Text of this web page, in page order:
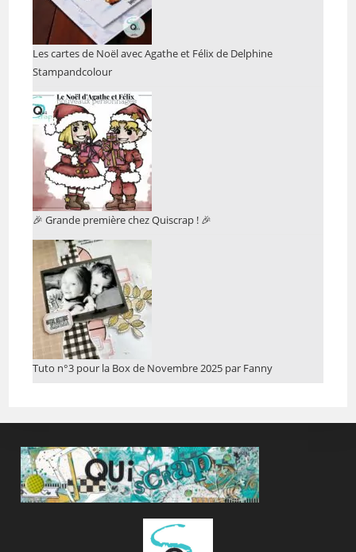
Les cartes de Noël avec Agathe et Félix de Delphine
Stampandcolour
🎉 Grande première chez Quiscrap ! 🎉
Tuto n°3 pour la Box de Novembre 2025 par Fanny